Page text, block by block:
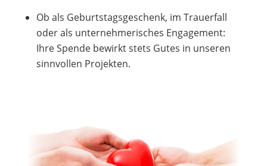
Ob als Geburtstagsgeschenk, im Trauerfall
oder als unternehmerisches Engagement:
Ihre Spende bewirkt stets Gutes in unseren
sinnvollen Projekten.